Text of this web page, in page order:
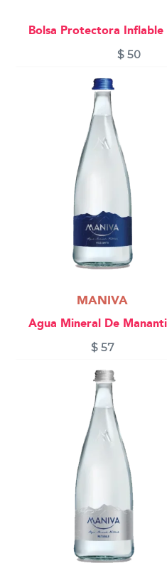
Bolsa Protectora Inflable
$ 50
MANIVA
Agua Mineral De
$57